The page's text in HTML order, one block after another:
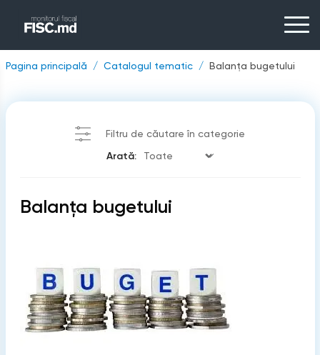
Pagina principală Catalogul tematic Balanţa bugetului
Filtru de căutare în categorie
Arată:
Balanţa bugetului